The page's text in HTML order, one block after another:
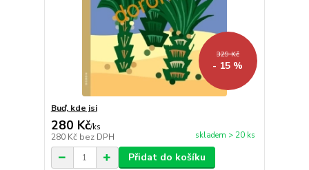
329 Kč
- 15 %
Buď, kde jsi
280 Kč/ks
280 Kč bez DPH skladem > 20 ks
Přidat do košíku